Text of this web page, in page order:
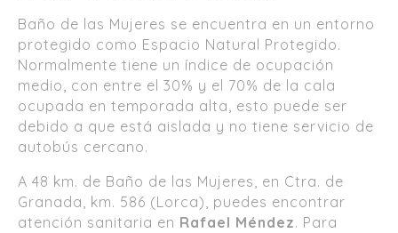
Baño de las Mujeres se encuentra en un entorno
protegido como Espacio Natural Protegido.
Normalmente tiene un índice de ocupación
medio, con entre el 30% y el 70% de la cala
ocupada en temporada alta, esto puede ser
debido a que está aislada y no tiene servicio de
autobús cercano.
A 48 km. de Baño de las Mujeres, en Ctra. de
Granada, km. 586 (Lorca), puedes encontrar
atención sanitaria en Rafael Méndez. Para